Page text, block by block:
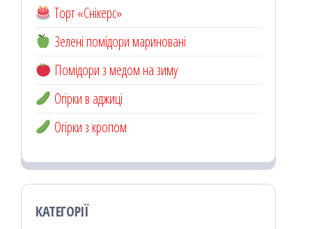
Торт «Снікерс»
Зелені помідори мариновані
Помідори з медом на зиму
Огірки в аджиці
Огірки з кропом
КАТЕГОРІЇ